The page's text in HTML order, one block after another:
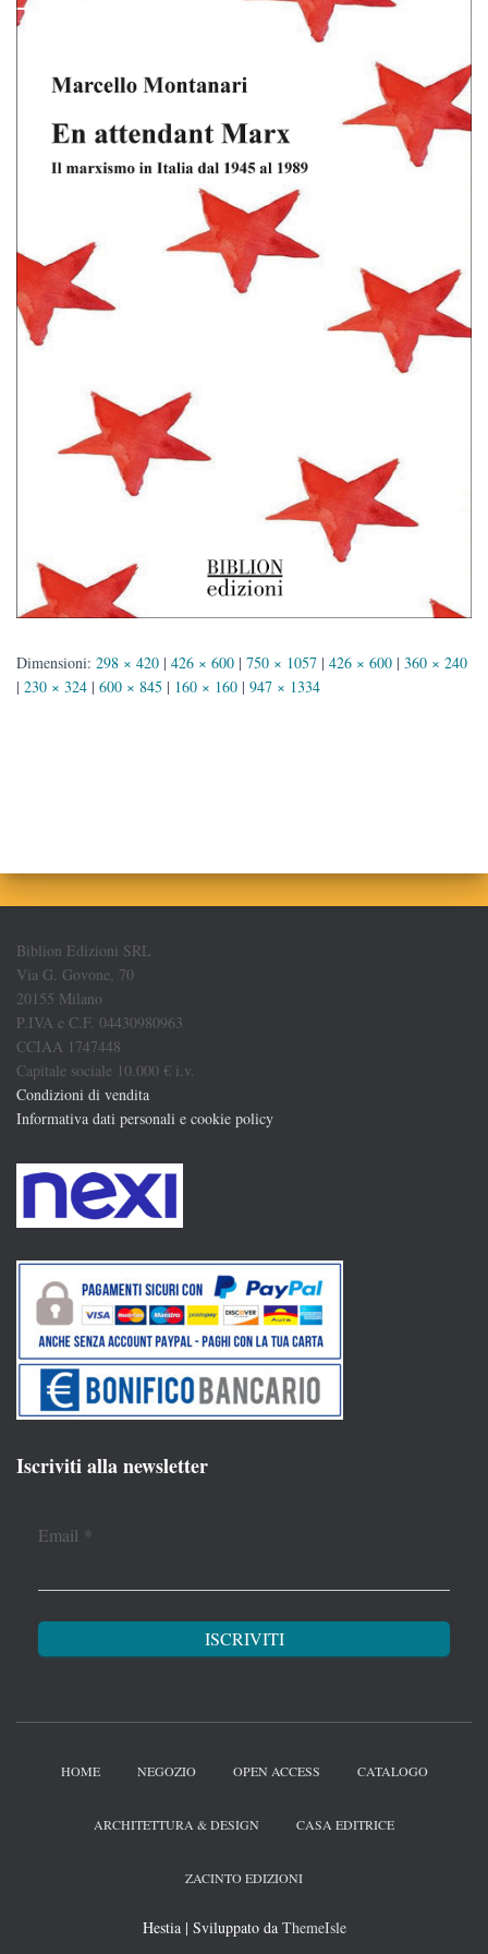
Dimensioni: 298 × 420 | 426 × 600 | 750 × 1057 | 426 × 600 | 360 × 240
| 230 × 324 | 600 × 845 | 160 × 160 | 947 × 1334
Biblion Edizioni SRL
Via G. Govone, 70
20155 Milano
P.IVA e C.F. 04430980963
CCIAA 1747448
Capitale sociale 10.000 € i.v.
Condizioni di vendita
Informativa dati personali e cookie policy
Iscriviti alla newsletter
Email *
HOME NEGOZIO OPEN ACCESS CATALOGO
ARCHITETTURA & DESIGN CASA EDITRICE
ZACINTO EDIZIONI
Hestia | Sviluppato da ThemeIsle